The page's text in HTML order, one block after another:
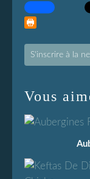
S'inscrire à la
Vous